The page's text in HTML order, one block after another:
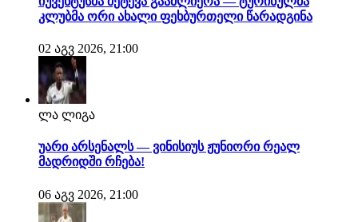
კლუბმა ორი ახალი ფეხბურთელი წარადგინა
02 აგვ 2026, 21:00
ლა ლიგა
უარი არსენალს — ვინისიუს ჟუნიორი რეალ
მადრიდში რჩება!
06 აგვ 2026, 21:00